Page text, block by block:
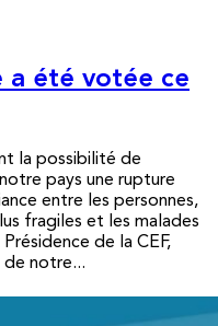
a été votée ce
la possibilité de
pays une rupture
entre les personnes,
fragiles et les malades
de la CEF,
de notre...